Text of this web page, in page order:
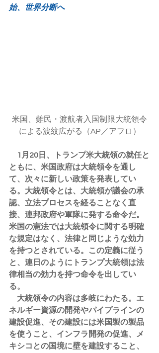
始、世界分断へ
米国、難民・渡航者入国制限大統領令
による波紋広がる（AP／アフロ）
1月20日、トランプ米大統領の就任と
ともに、米国政府は大統領令を通し
て、次々に新しい政策を発表してい
る。大統領令とは、大統領が議会の承
認、立法プロセスを経ることなく直
接、連邦政府や軍隊に発する命令だ。
米国の憲法では大統領令に関する明確
な規定はなく、法律と同じような効力
を持つとされている。この定義に従う
と、連日のようにトランプ大統領は法
律相当の効力を持つ命令を出してい
る。
大統領令の内容は多岐にわたる。エ
ネルギー資源の開発やパイプラインの
建設促進、その建設には米国製の製品
を使うこと、インフラ開発の促進、メ
キシコとの国境に壁を建設すること、